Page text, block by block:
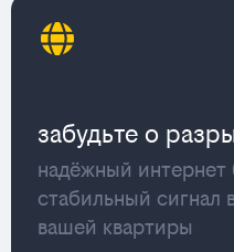
забудьте о
надёжный интернет
стабильный сигнал
вашей квартиры